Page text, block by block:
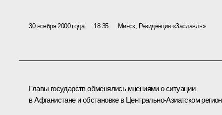
30 ноября 2000 года 18:35 Минск, Резиденция «Заславль»
Главы государств обменялись мнениями о ситуации
в Афганистане и обстановке в Центрально-Азиатском